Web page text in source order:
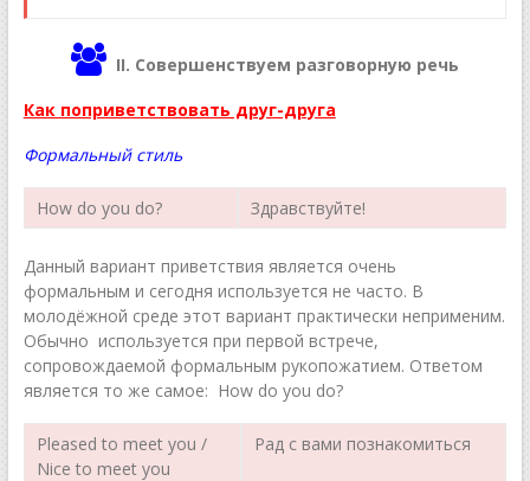
II. Совершенствуем разговорную речь
Как поприветствовать друг-друга
Формальный стиль
How do you do? Здравствуйте!
Данный вариант приветствия является очень
формальным и сегодня используется не часто. В
молодёжной среде этот вариант практически неприменим.
Обычно используется при первой встрече,
сопровождаемой формальным рукопожатием. Ответом
является то же самое: How do you do?
Pleased to meet you /
Nice to meet you
Рад с вами познакомиться